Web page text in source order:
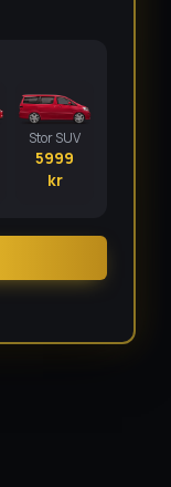
Stor SUV
5999
kr